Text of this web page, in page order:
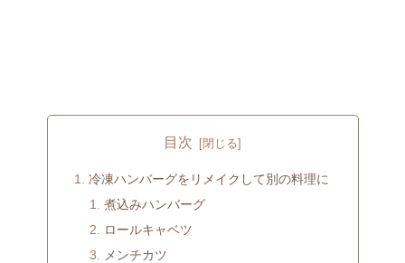
目次
冷凍ハンバーグをリメイクして別の料理に
煮込みハンバーグ
ロールキャベツ
メンチカツ